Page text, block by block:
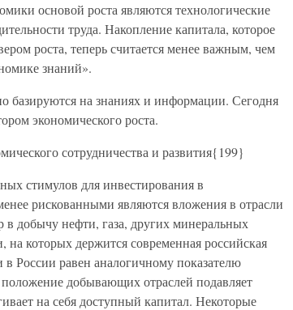
основой роста являются технологические
труда. Накопление капитала, которое
роста, теперь считается менее важным, чем
знаний».
на знаниях и информации. Сегодня
экономического роста.
сотрудничества и развития{199}
стимулов для инвестирования в
рискованными являются вложения в отрасли
добычу нефти, газа, других минеральных
на которых держится современная российская
России равен аналогичному показателю
добывающих отраслей подавляет
на себя доступный капитал. Некоторые